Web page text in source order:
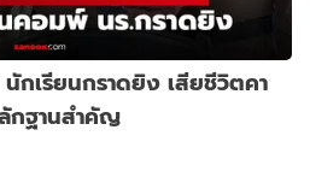
เรียนกราดยิง เสียชีวิตคา
กฐานสำคัญ